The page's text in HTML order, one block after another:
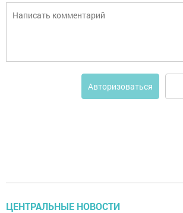
Авторизоваться
ЦЕНТРАЛЬНЫЕ НОВОСТИ